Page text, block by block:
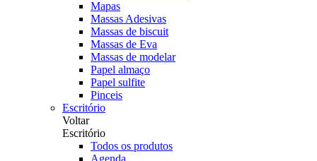
Mapas
Massas Adesivas
Massas de biscuit
Massas de Eva
Massas de modelar
Papel almaço
Papel sulfite
Pinceis
Escritório
Voltar
Escritório
Todos os produtos
Agenda